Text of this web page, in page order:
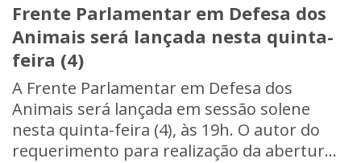
Frente Parlamentar em Defesa dos
Animais será lançada nesta quinta-
feira (4)
A Frente Parlamentar em Defesa dos
Animais será lançada em sessão solene
nesta quinta-feira (4), às 19h. O autor do
requerimento para realização da abertur...